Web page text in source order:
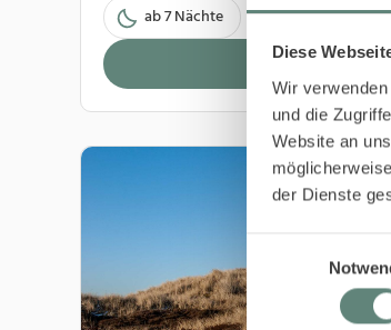
Diese
Wir
und die
Website an
der Dienste
ab 7 Nächte
Buchen